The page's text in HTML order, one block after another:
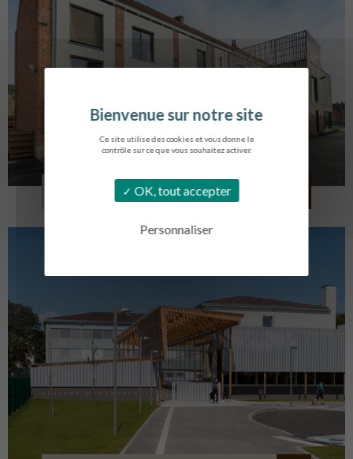
Ce site utilise des cookies et vous donne le
contrôle sur ce que vous souhaitez activer.
OK, tout accepter
Personnaliser
LOG. JEUNES TRAVAILLEURS